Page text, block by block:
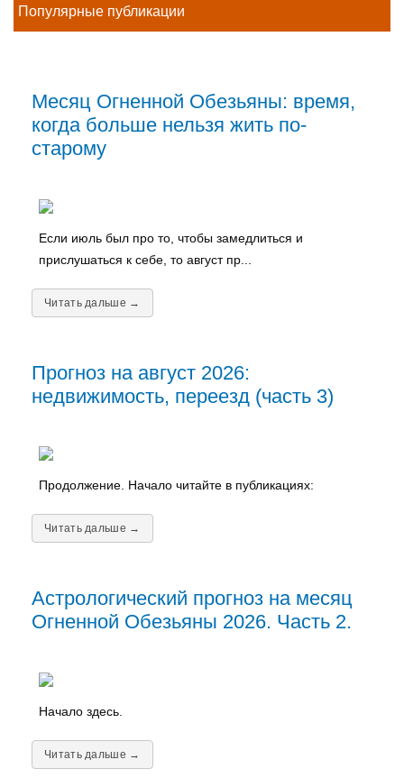
Популярные публикации
Месяц Огненной Обезьяны: время,
когда больше нельзя жить по-
старому
Если июль был про то, чтобы замедлиться и
прислушаться к себе, то август пр...
Читать дальше →
Прогноз на август 2026:
недвижимость, переезд (часть 3)
Продолжение. Начало читайте в публикациях:
Читать дальше →
Астрологический прогноз на месяц
Огненной Обезьяны 2026. Часть 2.
Начало здесь.
Читать дальше →